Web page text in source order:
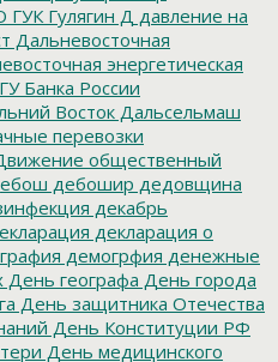
ГУК Гулягин Д давление на
Дальневосточная
энергетическая
Банка России
Восток Дальсельмаш
перевозки
общественный
дебошир дедовщина
декабрь
декларация о
демогрфия денежные
День географа День города
День защитника Отечества
День Конституции РФ
День медицинского